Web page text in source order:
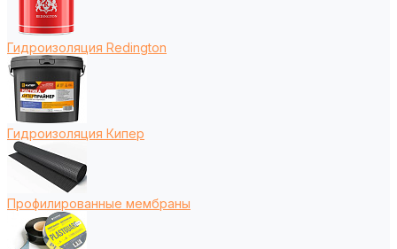
Гидроизоляция Redington
Гидроизоляция Кипер
Профилированные мембраны